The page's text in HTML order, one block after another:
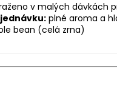
v malých dávkách
plné aroma a
bean (celá zrna)